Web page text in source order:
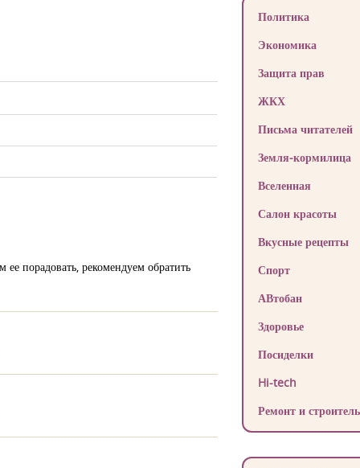
порадовать, рекомендуем обратить
Политика
Экономика
Защита прав
ЖКХ
Письма читателей
Земля-кормилица
Вселенная
Салон красоты
Вкусные рецепты
Спорт
АВтобан
Здоровье
Посиделки
Hi-tech
Ремонт и